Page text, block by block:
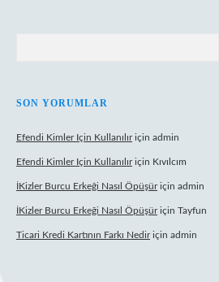
SON YORUMLAR
Efendi Kimler Için Kullanılıriçin admin
Efendi Kimler Için Kullanılıriçin Kıvılcım
İKizler Burcu Erkeği Nasıl Öpüşüriçin admin
İKizler Burcu Erkeği Nasıl Öpüşüriçin Tayfun
Ticari Kredi Kartının Farkı Nediriçin admin